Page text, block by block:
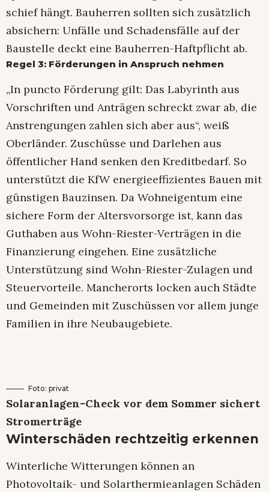
schief hängt. Bauherren sollten sich zusätzlich
absichern: Unfälle und Schadensfälle auf der
Baustelle deckt eine Bauherren-Haftpflicht ab.
Regel 3: Förderungen in Anspruch nehmen
„In puncto Förderung gilt: Das Labyrinth aus
Vorschriften und Anträgen schreckt zwar ab, die
Anstrengungen zahlen sich aber aus“, weiß
Oberländer. Zuschüsse und Darlehen aus
öffentlicher Hand senken den Kreditbedarf. So
unterstützt die KfW energieeffizientes Bauen mit
günstigen Bauzinsen. Da Wohneigentum eine
sichere Form der Altersvorsorge ist, kann das
Guthaben aus Wohn-Riester-Verträgen in die
Finanzierung eingehen. Eine zusätzliche
Unterstützung sind Wohn-Riester-Zulagen und
Steuervorteile. Mancherorts locken auch Städte
und Gemeinden mit Zuschüssen vor allem junge
Familien in ihre Neubaugebiete.
Foto: privat
Solaranlagen-Check vor dem Sommer sichert
Stromerträge
Winterschäden rechtzeitig erkennen
Winterliche Witterungen können an
Photovoltaik- und Solarthermieanlagen Schäden